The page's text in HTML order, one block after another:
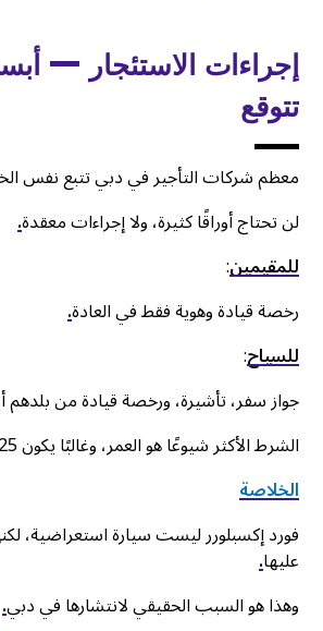
إجراءات الاستئجار —
تتوقع
معظم شركات التأجير في دبي تتبع نفس
لن تحتاج أوراقًا كثيرة، ولا إجراءات معقدة.
للمقيمين:
رخصة قيادة وهوية فقط في العادة.
للسياح:
جواز سفر، تأشيرة، ورخصة قيادة من بلدهم
الشرط الأكثر شيوعًا هو العمر، وغالبًا يكون 25 سنة أو أكثر
الخلاصة
فورد إكسبلورر ليست سيارة استعراضية،
عليها.
وهذا هو السبب الحقيقي لانتشارها في دبي.